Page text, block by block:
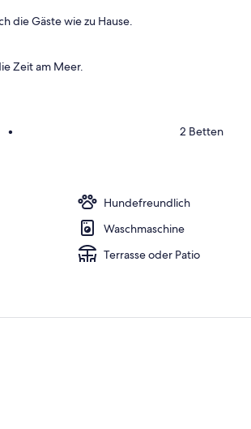
die Gäste wie zu Hause.
Zeit am Meer.
• 2 Betten
Hundefreundlich
Waschmaschine
Terrasse oder Patio